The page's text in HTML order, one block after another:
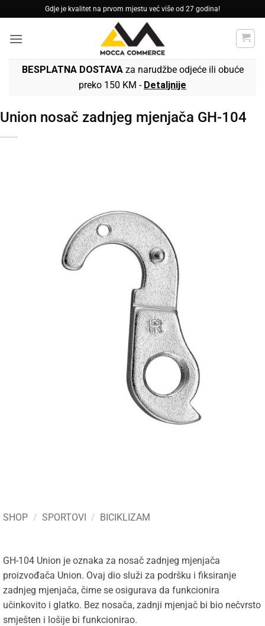
to
content
Gdje je kvalitet na prvom mjestu već više od 27 godina!
BESPLATNA DOSTAVAza narudžbe odjeće ili obuće
preko 150 KM - Detaljnije
Union nosač zadnjeg mjenjača GH-104
SHOP / SPORTOVI / BICIKLIZAM
GH-104 Union je oznaka za nosač zadnjeg mjenjača
proizvođača Union. Ovaj dio služi za podršku i fiksiranje
zadnjeg mjenjača, čime se osigurava da funkcionira
učinkovito i glatko. Bez nosača, zadnji mjenjač bi bio nečvrsto
smješten i lošije bi funkcionirao.